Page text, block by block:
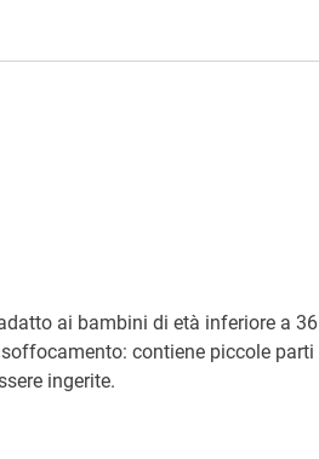
ai bambini di età inferiore a 36
contiene piccole parti
ingerite.